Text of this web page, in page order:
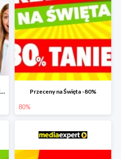
Prezenty na Komunię w Media Expert do -40% Przeceny na Święta -80%
80%